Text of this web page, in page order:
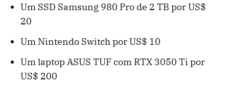
Um SSD Samsung 980 Pro de 2 TB por US$
20
Um Nintendo Switch por US$ 10
Um laptop ASUS TUF com RTX 3050 Ti por
US$ 200